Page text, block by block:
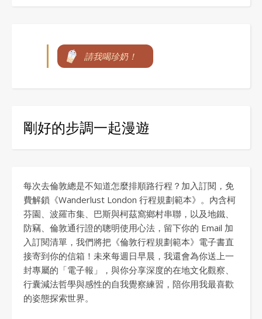
請我喝珍奶！
剛好的步調一起漫遊
每次去倫敦總是不知道怎麼排順路行程？加入訂閱，免
費解鎖《Wanderlust London 行程規劃範本》。內含柯
芬園、波羅市集、巴斯與柯茲窩鄉村串聯，以及地鐵、
防竊、倫敦通行證的聰明使用心法，留下你的 Email 加
入訂閱清單，我們將把《倫敦行程規劃範本》電子書直
接寄到你的信箱！未來每週日早晨，我還會為你送上一
封專屬的「電子報」，與你分享深度的在地文化觀察、
行囊減法哲學與感性的自我覺察練習，陪你用我最喜歡
的姿態探索世界。